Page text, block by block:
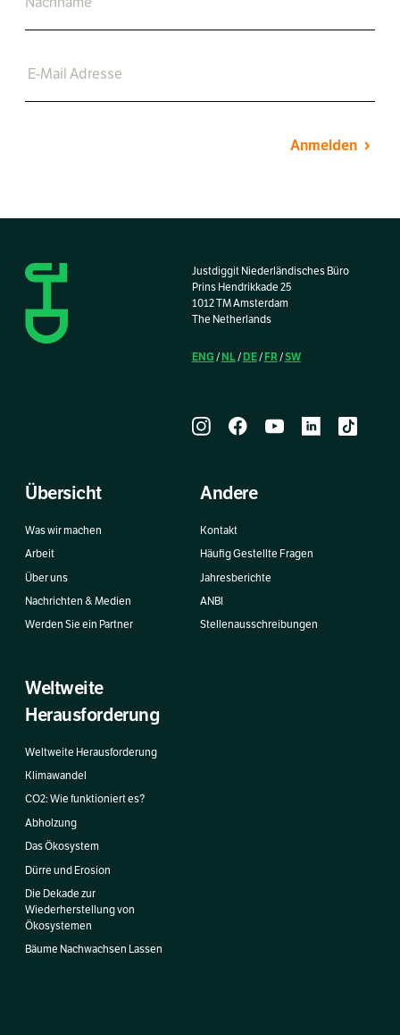
Anmelden
Justdiggit Niederländisches Büro
Prins Hendrikkade 25
1012 TM Amsterdam
The Netherlands
ENG / NL/ DE/ FR/SW
Übersicht
Was wir machen
Arbeit
Über uns
Nachrichten & Medien
Werden Sie ein Partner
Andere
Kontakt
Häufig Gestellte Fragen
Jahresberichte
ANBI
Stellenausschreibungen
Weltweite
Herausforderung
Weltweite Herausforderung
Klimawandel
CO2: Wie funktioniert es?
Abholzung
Das Ökosystem
Dürre und Erosion
Die Dekade zur
Wiederherstellung von
Ökosystemen
Bäume Nachwachsen Lassen